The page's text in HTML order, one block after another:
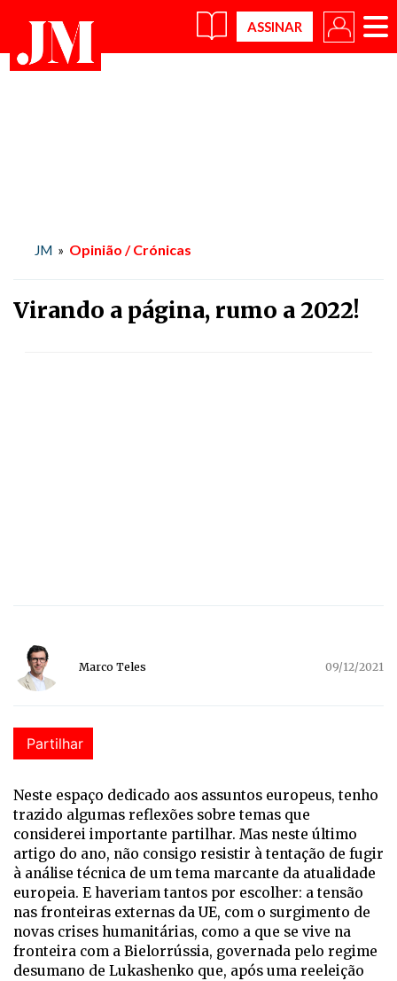
×
JM » Opinião / Crónicas
Virando a página, rumo a 2022!
Marco Teles 09/12/2021
Partilhar
Neste espaço dedicado aos assuntos europeus, tenho
trazido algumas reflexões sobre temas que
considerei importante partilhar. Mas neste último
artigo do ano, não consigo resistir à tentação de fugir
à análise técnica de um tema marcante da atualidade
europeia. E haveriam tantos por escolher: a tensão
nas fronteiras externas da UE, com o surgimento de
novas crises humanitárias, como a que se vive na
fronteira com a Bielorrússia, governada pelo regime
desumano de Lukashenko que, após uma reeleição